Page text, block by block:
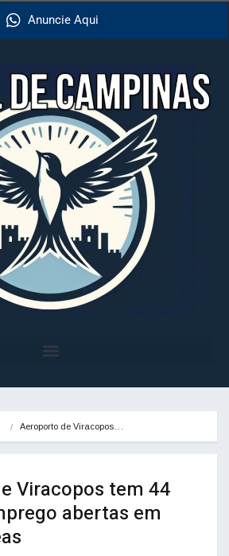
Anuncie Aqui
Aeroporto de Viracopos…
Viracopos tem 44
abertas em